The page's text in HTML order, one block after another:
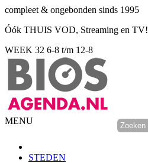
compleet & ongebonden sinds 1995
Óók THUIS VOD, Streaming en TV!
WEEK 32 6-8 t/m 12-8
MENU
STEDEN